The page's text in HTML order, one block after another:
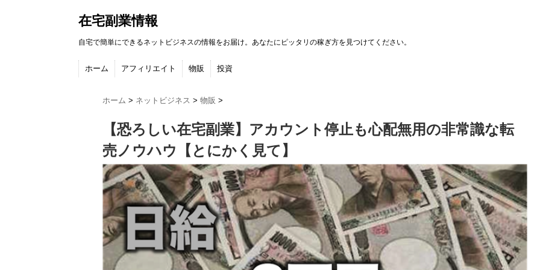
在宅副業情報
自宅で簡単にできるネットビジネスの情報をお届け。あなたにピッタリの稼ぎ方を見つけてください。
ホーム アフィリエイト 物販 投資
ホーム > ネットビジネス > 物販 >
【恐ろしい在宅副業】アカウント停止も心配無用の非常識な転
売ノウハウ【とにかく見て】